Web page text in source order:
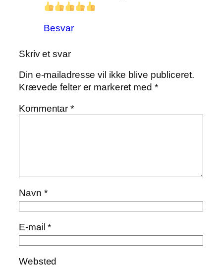
Besvar
Skriv et svar
Din e-mailadresse vil ikke blive publiceret.
Krævede felter er markeret med *
Kommentar*
Navn *
E-mail*
Websted